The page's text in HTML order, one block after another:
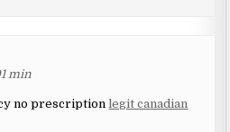
min
no prescriptionlegit canadian